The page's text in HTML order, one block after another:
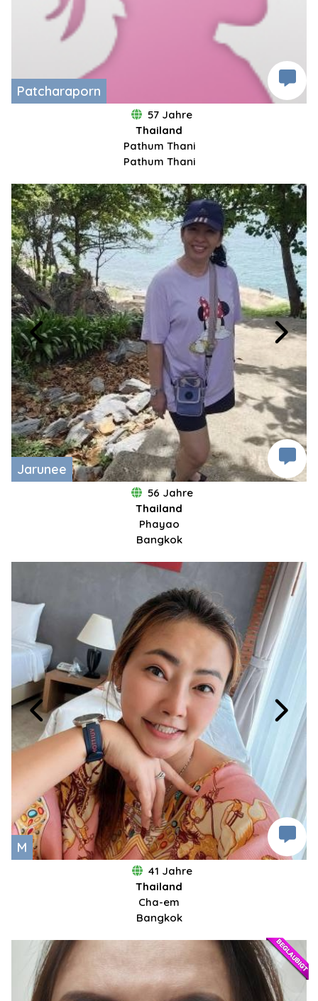
Patcharaporn
57 Jahre
Thailand
Pathum Thani
Pathum Thani
Jarunee
56 Jahre
Thailand
Phayao
Bangkok
M
41 Jahre
Thailand
Cha-em
Bangkok